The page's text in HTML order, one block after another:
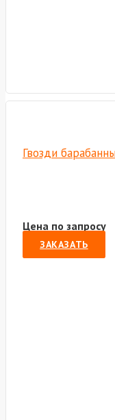
Гвозди
Цена по запросу
ЗАКАЗАТЬ